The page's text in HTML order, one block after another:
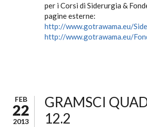
per i Corsi di Siderurgia &
pagine esterne:
http://www.gotrawama.eu/
http://www.gotrawama.eu/
FEB
22
2013
GRAMSCI
12.2